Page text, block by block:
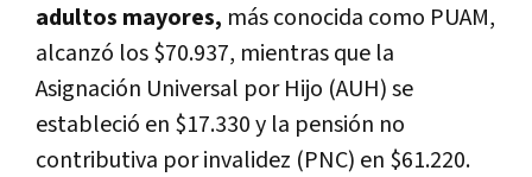
adultos mayores, más conocida como PUAM,
alcanzó los $70.937, mientras que la
Asignación Universal por Hijo (AUH) se
estableció en $17.330 y la pensión no
contributiva por invalidez (PNC) en $61.220.